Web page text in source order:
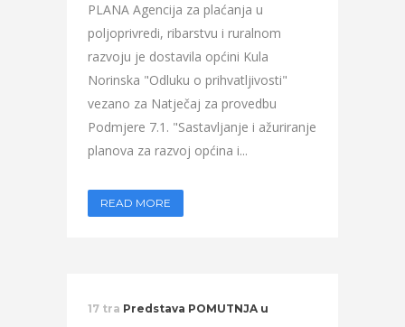
PLANA Agencija za plaćanja u
poljoprivredi, ribarstvu i ruralnom
razvoju je dostavila općini Kula
Norinska "Odluku o prihvatljivosti"
vezano za Natječaj za provedbu
Podmjere 7.1. "Sastavljanje i ažuriranje
planova za razvoj općina i...
READ MORE
17 tra Predstava POMUTNJA u